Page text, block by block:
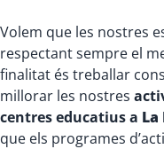
Volem que les nostres
respectant sempre el
finalitat és treballar
millorar les nostres
centres educatius a La
que els programes